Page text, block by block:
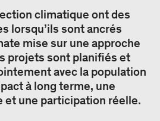
climatique ont des
lorsqu’ils sont ancrés
mise sur une approche
projets sont planifiés et
avec la population
à long terme, une
et une participation réelle.